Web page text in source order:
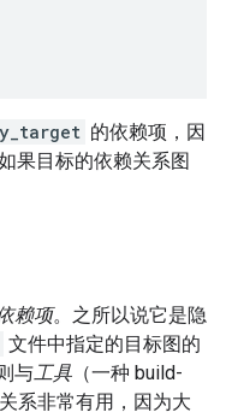
的依赖项，因
果目标的依赖关系图
赖项。之所以说它是隐
文件中指定的目标图的
与工具 （一种 build-
系非常有用，因为大